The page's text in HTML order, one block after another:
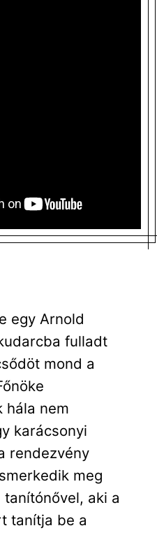
egy Arnold
fulladt
mond a
hála nem
karácsonyi
rendezvény
meg
aki a
tanítja be a